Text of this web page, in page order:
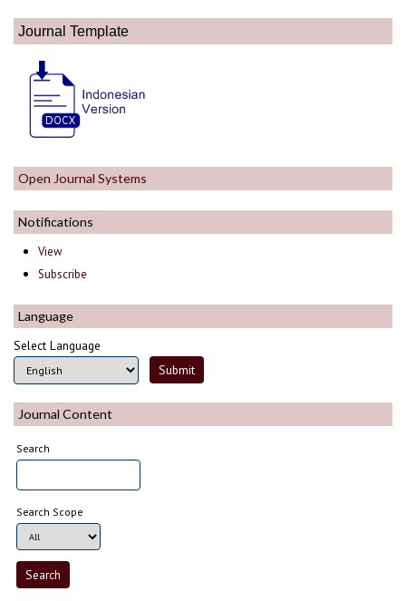
Journal Template
Open Journal Systems
Notifications
View
Subscribe
Language
Select Language
Journal Content
Search
Search Scope